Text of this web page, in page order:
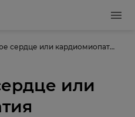
Спортивное сердце или кардиомиопатия
или